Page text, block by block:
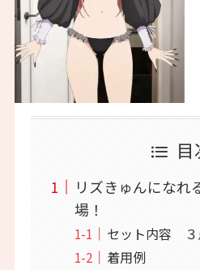
目
リズきゅんになれ
場！
セット内容 ３
着用例